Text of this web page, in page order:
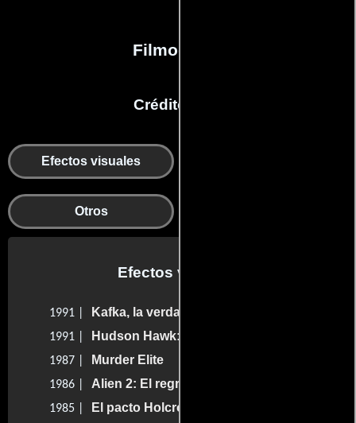
Filmografía
Créditos en:
Efectos visuales
Otros
Efectos visuales
1991 | Kafka, la verdad oculta
1991 | Hudson Hawk: El halcón está suelto
1987 | Murder Elite
1986 | Alien 2: El regreso
1985 | El pacto Holcroft